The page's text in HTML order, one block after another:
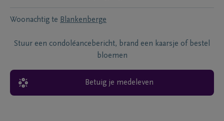
Woonachtig te Blankenberge
Stuur een condoléancebericht, brand een kaarsje of bestel
bloemen
Betuig je medeleven